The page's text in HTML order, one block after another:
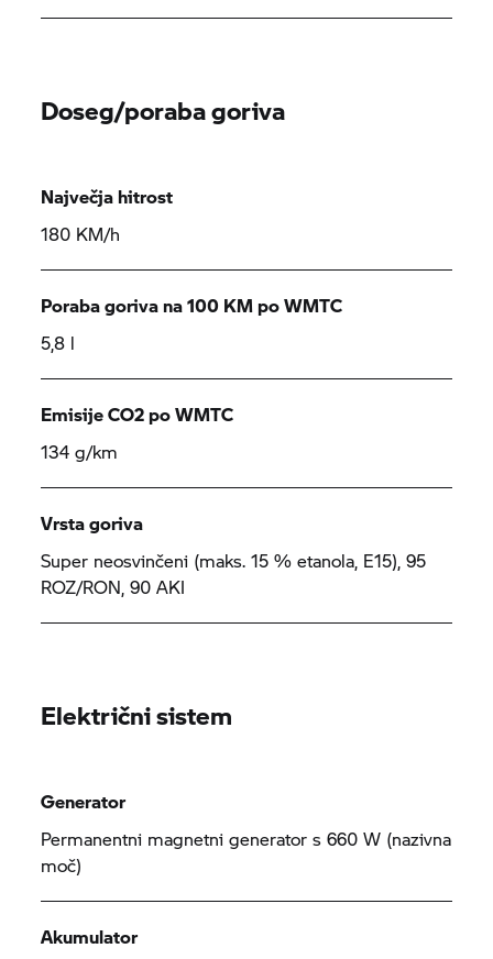
Doseg/poraba goriva
Največja hitrost
180 KM/h
Poraba goriva na 100 KM po WMTC
5,8 l
Emisije CO2 po WMTC
134 g/km
Vrsta goriva
Super neosvinčeni (maks. 15 % etanola, E15), 95
ROZ/RON, 90 AKI
Električni sistem
Generator
Permanentni magnetni generator s 660 W (nazivna
moč)
Akumulator